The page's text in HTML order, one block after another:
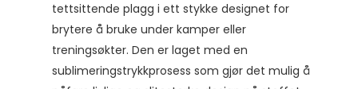
tettsittende plagg i ett stykke designet for
brytere å bruke under kamper eller
treningsøkter. Den er laget med en
sublimeringstrykkprosess som gjør det mulig å